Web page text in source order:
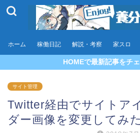
ホーム 稼働日記 解説・考察 家スロ
HOMEで最新記事をチェ
サイト管理
Twitter経由でサイトア
ダー画像を変更してみた